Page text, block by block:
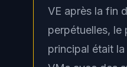
VE après la fin
perpétuelles,
principal était